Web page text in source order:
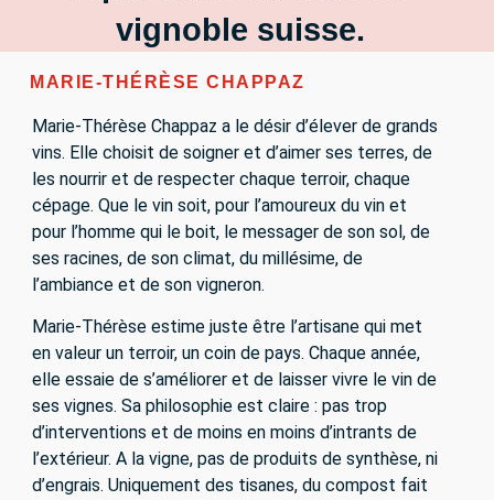
vignoble suisse.
MARIE-THÉRÈSE CHAPPAZ
Marie-Thérèse Chappaz a le désir d’élever de grands
vins. Elle choisit de soigner et d’aimer ses terres, de
les nourrir et de respecter chaque terroir, chaque
cépage. Que le vin soit, pour l’amoureux du vin et
pour l’homme qui le boit, le messager de son sol, de
ses racines, de son climat, du millésime, de
l’ambiance et de son vigneron.
Marie-Thérèse estime juste être l’artisane qui met
en valeur un terroir, un coin de pays. Chaque année,
elle essaie de s’améliorer et de laisser vivre le vin de
ses vignes. Sa philosophie est claire : pas trop
d’interventions et de moins en moins d’intrants de
l’extérieur. A la vigne, pas de produits de synthèse, ni
d’engrais. Uniquement des tisanes, du compost fait